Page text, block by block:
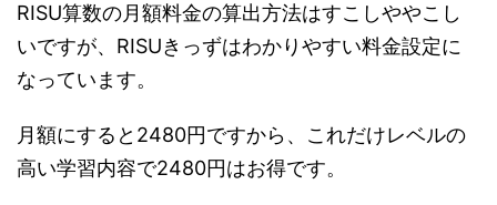
RISU算数の月額料金の算出方法はすこしややこし
いですが、RISUきっずはわかりやすい料金設定に
なっています。
月額にすると2480円ですから、これだけレベルの
高い学習内容で2480円はお得です。